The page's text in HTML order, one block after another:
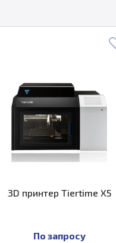
3D принтер Tiertime X5
По запросу